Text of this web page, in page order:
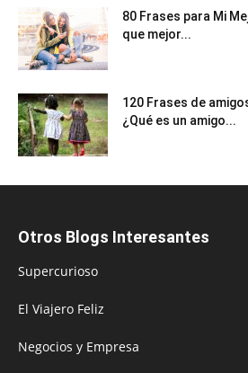
80 Frases para Mi
que mejor...
120 Frases de
¿Qué es un amigo...
Otros Blogs Interesantes
Supercurioso
El Viajero Feliz
Negocios y Empresa